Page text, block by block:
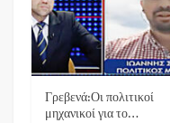
Γρεβενά:Οι πολιτικοί
μηχανικοί για το…